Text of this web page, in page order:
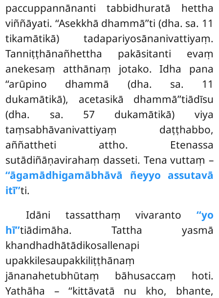
paccuppannānanti tabbidhuratā hettha
viññāyati. ‘‘Asekkhā dhammā’’ti (dha. sa. 11
tikamātikā) tadapariyosānanivattiyaṃ.
Tanniṭṭhānañhettha pakāsitanti evaṃ
anekesaṃ atthānaṃ jotako. Idha pana
‘‘arūpino dhammā (dha. sa. 11
dukamātikā), acetasikā dhammā’’tiādīsu
(dha. sa. 57 dukamātikā) viya
taṃsabhāvanivattiyaṃ daṭṭhabbo,
aññattheti attho. Etenassa
sutādiñāṇavirahaṃ dasseti. Tena vuttaṃ –
‘‘āgamādhigamābhāvā ñeyyo assutavā
itī’’ti.
Idāni tassatthaṃ vivaranto ‘‘yo
hī’’tiādimāha. Tattha yasmā
khandhadhātādikosallenapi
upakkilesaupakkiliṭṭhānaṃ
jānanahetubhūtaṃ bāhusaccaṃ hoti.
Yathāha – ‘‘kittāvatā nu kho, bhante,